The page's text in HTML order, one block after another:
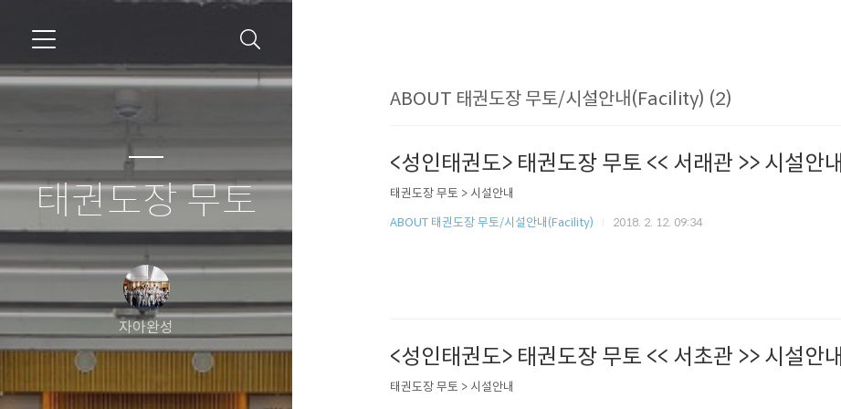
태권도장 무토
자아완성
ABOUT 태권도장 무토/시설안내(Facility) (2)
<성인태권도> 태권도장 무토 << 서래관 >> 시설안내
태권도장 무토 > 시설안내
ABOUT 태권도장 무토/시설안내(Facility)
2018. 2. 12. 09:34
<성인태권도> 태권도장 무토 << 서초관 >> 시설안내
태권도장 무토 > 시설안내